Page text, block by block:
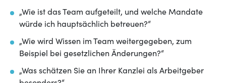
„Wie ist das Team aufgeteilt, und welche Mandate
würde ich hauptsächlich betreuen?“
„Wie wird Wissen im Team weitergegeben, zum
Beispiel bei gesetzlichen Änderungen?“
„Was schätzen Sie an Ihrer Kanzlei als Arbeitgeber